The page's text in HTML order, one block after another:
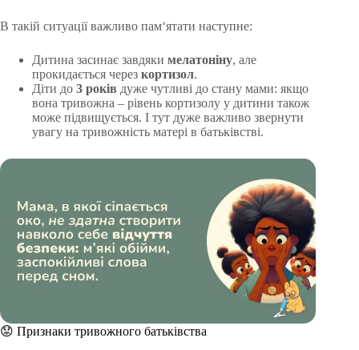
В такій ситуації важливо пам‘ятати наступне:
Дитина засинає завдяки мелатоніну, але
прокидається через кортизол.
Діти до 3 років дуже чутливі до стану мами: якщо
вона тривожна – рівень кортизолу у дитини також
може підвищується. І тут дуже важливо звернути
увагу на тривожність матері в батьківстві.
😟 Признаки тривожного батьківства